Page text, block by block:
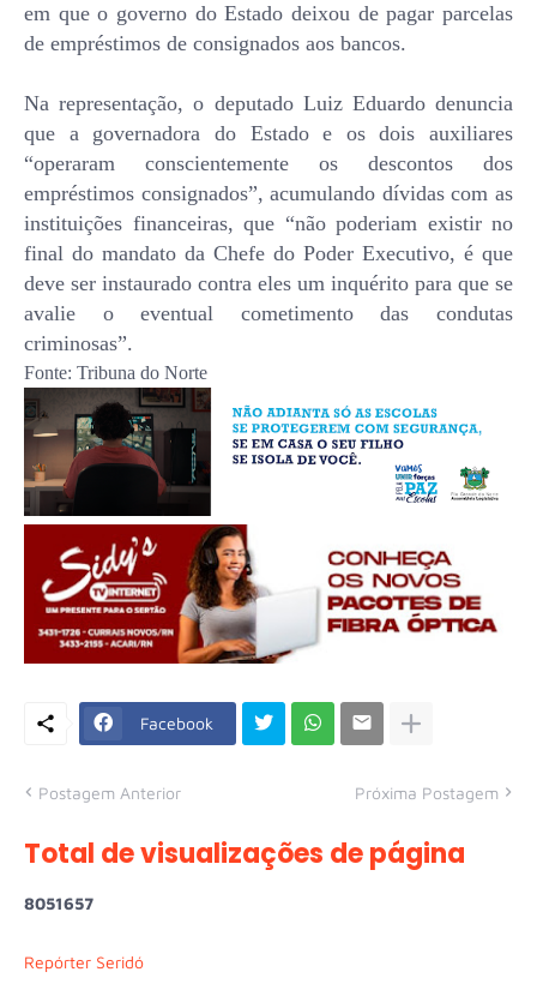
em que o governo do Estado deixou de pagar parcelas
de empréstimos de consignados aos bancos.
Na representação, o deputado Luiz Eduardo denuncia
que a governadora do Estado e os dois auxiliares
“operaram conscientemente os descontos dos
empréstimos consignados”, acumulando dívidas com as
instituições financeiras, que “não poderiam existir no
final do mandato da Chefe do Poder Executivo, é que
deve ser instaurado contra eles um inquérito para que se
avalie o eventual cometimento das condutas
criminosas”.
Fonte: Tribuna do Norte
Facebook
Postagem Anterior Próxima Postagem
Total de visualizações de página
8051657
Repórter Seridó